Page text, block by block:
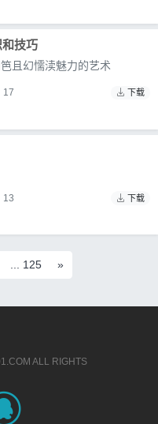
技巧
且幻懦渎魅力的艺术
17 下载
13 下载
... 125 »
ALL RIGHTS